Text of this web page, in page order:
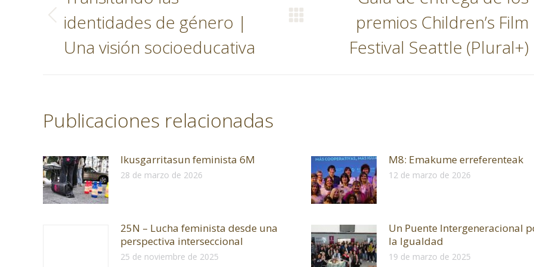
publicaciones
Publicación
anterior:
identidades de género |
Una visión socioeducativa
Publicación
siguiente:premios Children’s Film
Festival Seattle (Plural+)
Publicaciones relacionadas
Ikusgarritasun feminista 6M
28 de marzo de 2026
M8: Emakume erreferenteak
12 de marzo de 2026
25N – Lucha feminista desde una
perspectiva interseccional
25 de noviembre de 2025
Un Puente Intergeneracional
la Igualdad
19 de marzo de 2025